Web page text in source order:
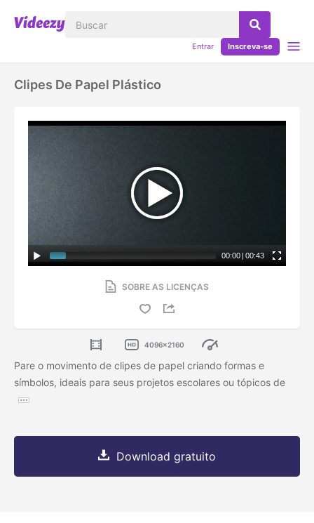
Entrar Inscreva-se
Clipes De Papel Plástico
00:00 | 00:43
SOBRE AS LICENÇAS
4096x2160
Pare o movimento de clipes de papel criando formas e
símbolos, ideais para seus projetos escolares ou tópicos de
Download gratuito